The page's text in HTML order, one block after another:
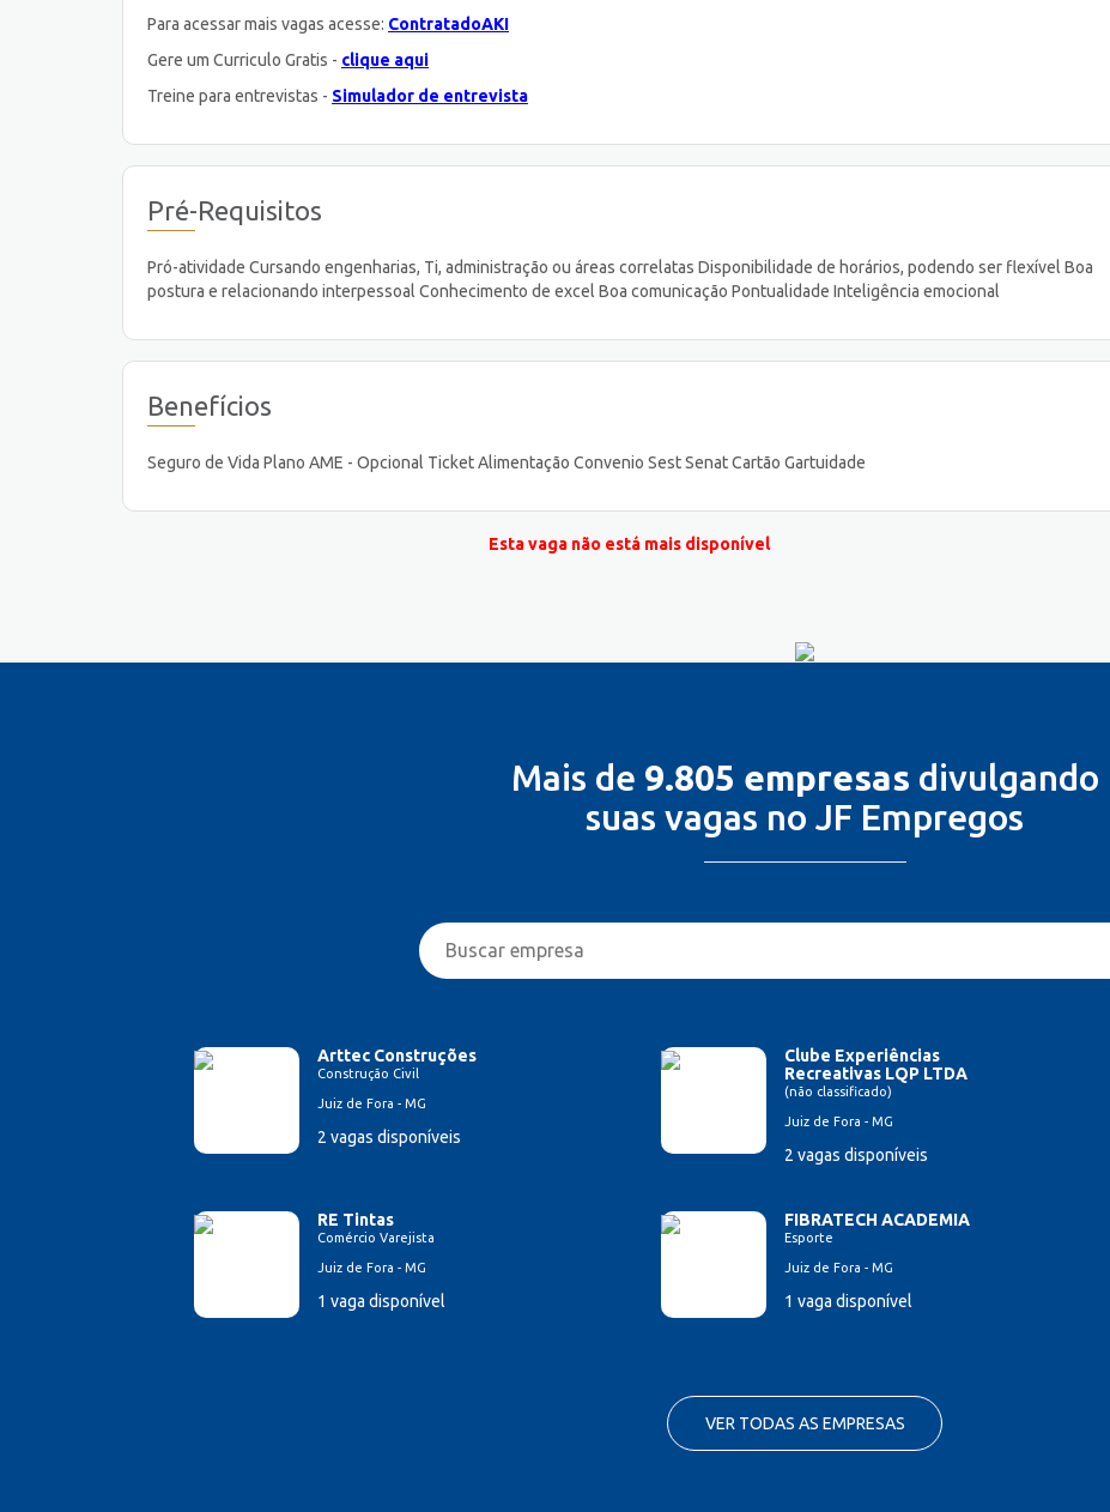
Para acessar mais vagas acesse: ContratadoAKI
Gere um Curriculo Gratis - clique aqui
Treine para entrevistas - Simulador de entrevista
Pré-Requisitos
Pró-atividade Cursando engenharias, Ti, administração ou áreas correlatas Disponibilidade de horários, podendo ser flexível Boa
postura e relacionando interpessoal Conhecimento de excel Boa comunicação Pontualidade Inteligência emocional
Benefícios
Seguro de Vida Plano AME - Opcional Ticket Alimentação Convenio Sest Senat Cartão Gartuidade
Esta vaga não está mais disponível
Mais de 9.805 empresas divulgando
suas vagas no JF Empregos
Arttec Construções
Construção Civil
Juiz de Fora - MG
2 vagas disponíveis
Clube Experiências
Recreativas LQP LTDA
(não classificado)
Juiz de Fora - MG
2 vagas disponíveis
RE Tintas
Comércio Varejista
Juiz de Fora - MG
1 vaga disponível
FIBRATECH ACADEMIA
Esporte
Juiz de Fora - MG
1 vaga disponível
VER TODAS AS EMPRESAS